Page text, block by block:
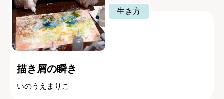
生き方
描き屑の瞬き
いのうえまりこ